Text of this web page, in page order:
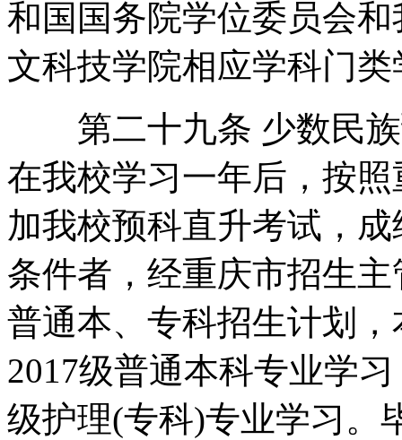
和国国务院学位委员会
文科技学院相应学科门
第二十九条 少数民族
在我校学习一年后，按
加我校预科直升考试，
条件者，经重庆市招生
普通本、专科招生计划
2017级普通本科专业学
级护理(专科)专业学习。